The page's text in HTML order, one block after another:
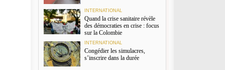
INTERNATIONAL
Quand la crise sanitaire révèle
des démocraties en crise : focus
sur la Colombie
INTERNATIONAL
Congédier les simulacres,
s’inscrire dans la durée